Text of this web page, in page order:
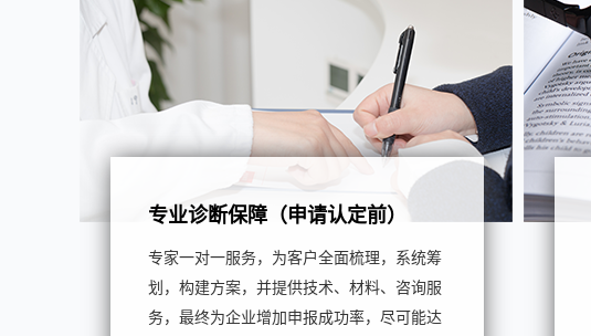
专业诊断保障（申请认定前）
专家一对一服务，为客户全面梳理，系统筹
划，构建方案，并提供技术、材料、咨询服
务，最终为企业增加申报成功率，尽可能达